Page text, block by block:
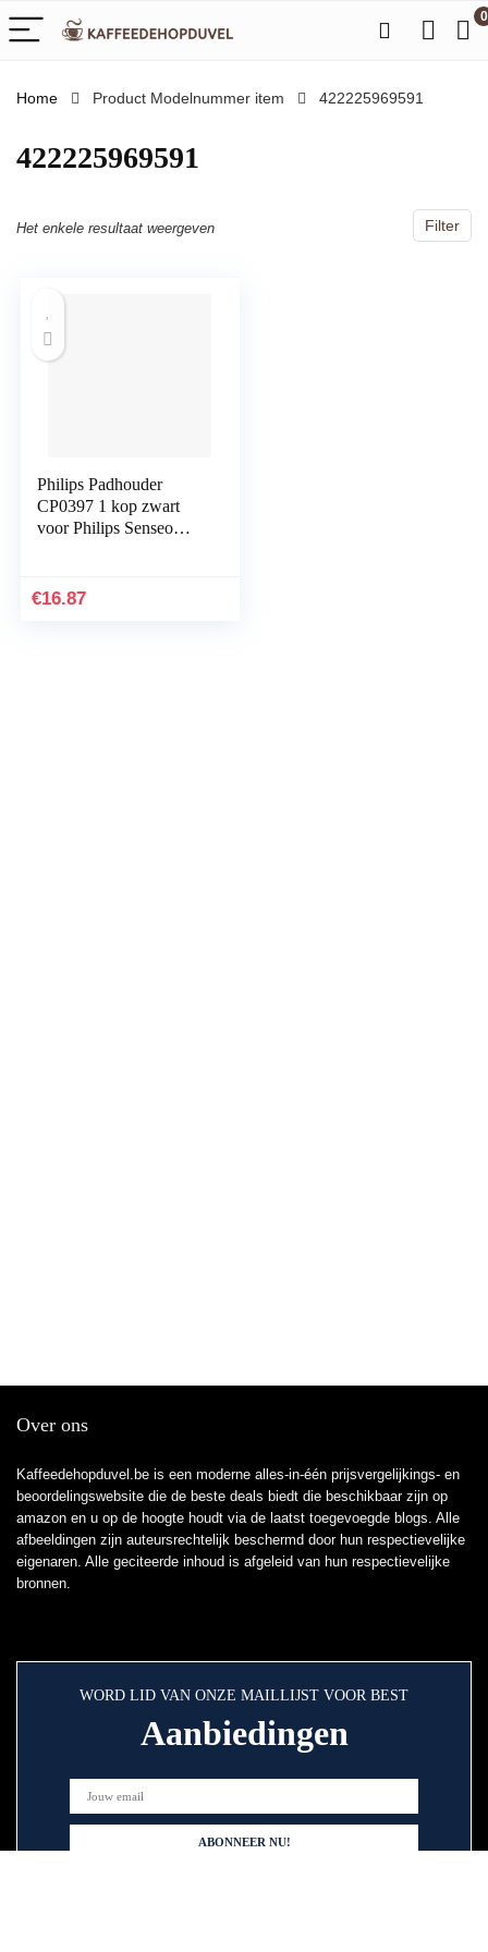
0
Home Product Modelnummer item ‎422225969591
‎422225969591
Filter
Het enkele resultaat weergeven
Philips Padhouder
CP0397 1 kop zwart
voor Philips Senseo
HD6596
€16.87
Over ons
Kaffeedehopduvel.be is een moderne alles-in-één prijsvergelijkings- en
beoordelingswebsite die de beste deals biedt die beschikbaar zijn op
amazon en u op de hoogte houdt via de laatst toegevoegde blogs. Alle
afbeeldingen zijn auteursrechtelijk beschermd door hun respectievelijke
eigenaren. Alle geciteerde inhoud is afgeleid van hun respectievelijke
bronnen.
WORD LID VAN ONZE MAILLIJST VOOR BEST
Aanbiedingen